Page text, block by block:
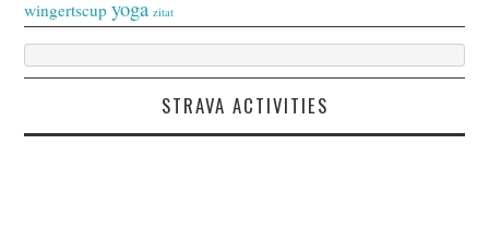
wingertscup yoga zitat
STRAVA ACTIVITIES